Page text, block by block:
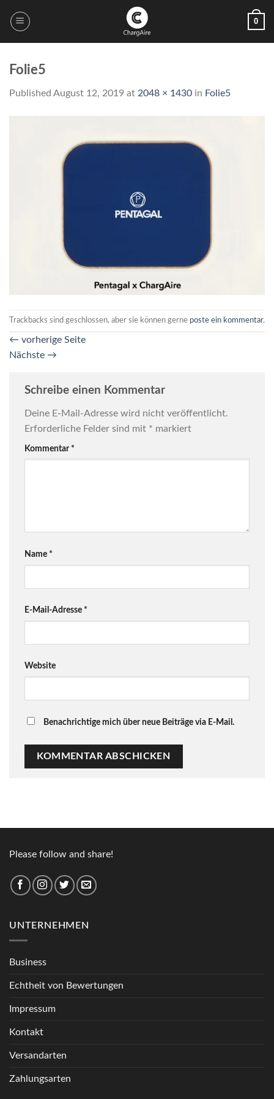
0
Folie5
Published August 12, 2019 at 2048 × 1430 in Folie5
Trackbacks sind geschlossen, aber sie können gerne poste ein kommentar.
← vorherige Seite
Nächste →
Schreibe einen Kommentar
Deine E-Mail-Adresse wird nicht veröffentlicht.
Erforderliche Felder sind mit * markiert
Kommentar *
Name *
E-Mail-Adresse *
Website
Benachrichtige mich über neue Beiträge via E-Mail.
Please follow and share!
UNTERNEHMEN
Business
Echtheit von Bewertungen
Impressum
Kontakt
Versandarten
Zahlungsarten